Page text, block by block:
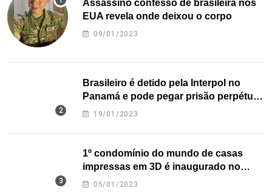
Assassino confesso de brasileira nos
EUA revela onde deixou o corpo
09/01/2023
Brasileiro é detido pela Interpol no
Panamá e pode pegar prisão perpétua
nos EUA
19/01/2023
1º condomínio do mundo de casas
impressas em 3D é inaugurado no
Texas
05/01/2023